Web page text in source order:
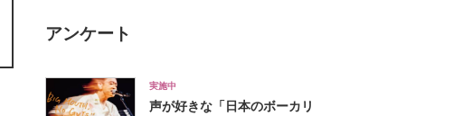
アンケート
実施中
声が好きな「日本のボーカリ